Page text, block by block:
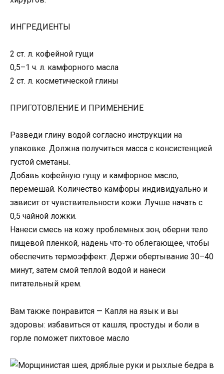
ИНГРЕДИЕНТЫ
2 ст. л. кофейной гущи
0,5–1 ч. л. камфорного масла
2 ст. л. косметической глины
ПРИГОТОВЛЕНИЕ И ПРИМЕНЕНИЕ
Разведи глину водой согласно инструкции на
упаковке. Должна получиться масса с консистенцией
густой сметаны.
Добавь кофейную гущу и камфорное масло,
перемешай. Количество камфоры индивидуально и
зависит от чувствительности кожи. Лучше начать с
0,5 чайной ложки.
Нанеси смесь на кожу проблемных зон, оберни тело
пищевой пленкой, надень что-то облегающее, чтобы
обеспечить термоэффект. Держи обертывание 30–40
минут, затем смой теплой водой и нанеси
питательный крем.
Вам также понравится — Капля на язык и вы
здоровы: избавиться от кашля, простуды и боли в
горле поможет пихтовое масло